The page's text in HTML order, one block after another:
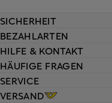
HILFE & KONTAKT
HÄUFIGE FRAGEN
SERVICE
VERSAND
SICHERHEIT
BEZAHLARTEN